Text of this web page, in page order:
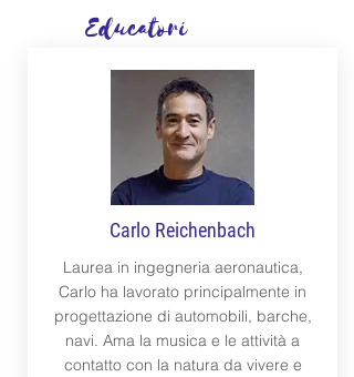
Educatori
Carlo Reichenbach
Laurea in ingegneria aeronautica,
Carlo ha lavorato principalmente in
progettazione di automobili, barche,
navi. Ama la musica e le attività a
contatto con la natura da vivere e